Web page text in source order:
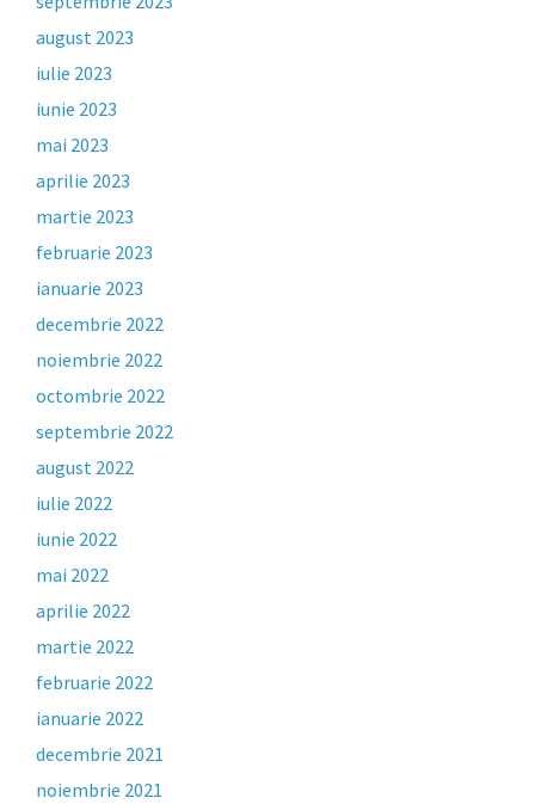
august 2023
iulie 2023
iunie 2023
mai 2023
aprilie 2023
martie 2023
februarie 2023
ianuarie 2023
decembrie 2022
noiembrie 2022
octombrie 2022
septembrie 2022
august 2022
iulie 2022
iunie 2022
mai 2022
aprilie 2022
martie 2022
februarie 2022
ianuarie 2022
decembrie 2021
noiembrie 2021